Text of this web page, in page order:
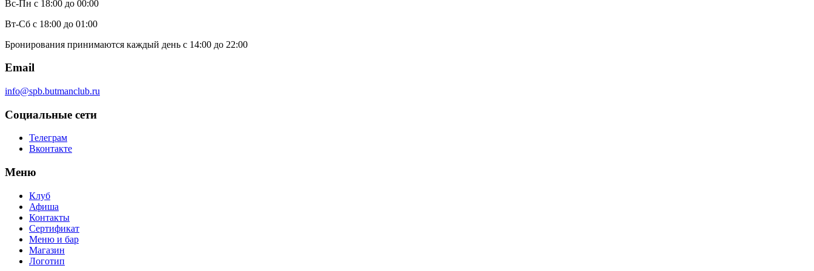
Вс-Пн с 18:00 до 00:00
Вт-Сб с 18:00 до 01:00
Бронирования принимаются каждый день с 14:00 до 22:00
Email
info@spb.butmanclub.ru
Социальные сети
Телеграм
Вконтакте
Меню
Клуб
Афиша
Контакты
Сертификат
Меню и бар
Магазин
Логотип